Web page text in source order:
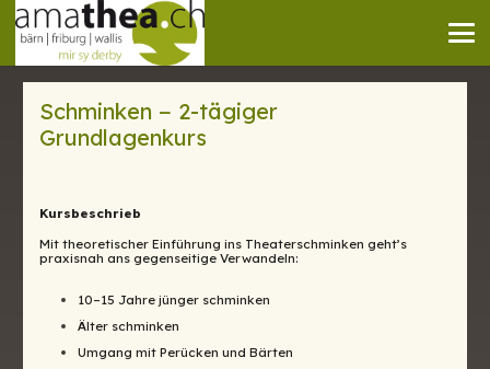
Schminken − 2-tägiger
Grundlagenkurs
Kursbeschrieb
Mit theoretischer Einführung ins Theaterschminken geht’s
praxisnah ans gegenseitige Verwandeln:
10–15 Jahre jünger schminken
Älter schminken
Umgang mit Perücken und Bärten